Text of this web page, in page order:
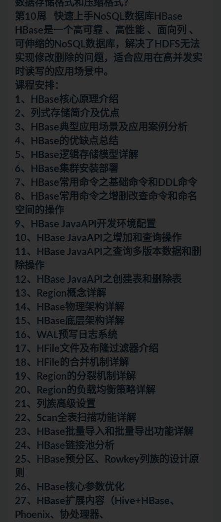
数据存储格式和压缩格式？
第10周 快速上手NoSQL数据库HBase
HBase是一个高可靠 、高性能 、面向列 、
可伸缩的NoSQL数据库，解决了HDFS无法
实现修改删除的问题，适合应用在高并发实
时读写的应用场景中。
课程安排：
1、HBase核心原理介绍
2、列式存储简介及优点
3、HBase典型应用场景及应用案例分析
4、HBase的优缺点总结
5、HBase逻辑存储模型详解
6、HBase集群安装部署
7、HBase常用命令之基础命令和DDL命令
8、HBase常用命令之增删改查命令和命名
空间的操作
9、HBase JavaAPI开发环境配置
10、HBase JavaAPI之增加和查询操作
11、HBase JavaAPI之查询多版本数据和删
除操作
12、HBase JavaAPI之创建表和删除表
13、Region概念详解
14、HBase物理架构详解
15、HBase底层架构详解
16、WAL预写日志系统
17、HFile文件及布隆过滤器介绍
18、HFile的合并机制详解
19、Region的分裂机制详解
20、Region的负载均衡策略详解
21、列族高级设置
22、Scan全表扫描功能详解
23、HBase批量导入和批量导出功能详解
24、HBase链接池分析
25、HBase预分区、Rowkey列族的设计原
则
26、HBase核心参数优化
27、HBase扩展内容（Hive+HBase、
Phoenix、协处理器、